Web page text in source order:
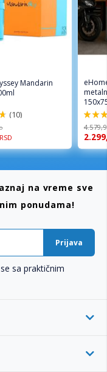
Mandarin
(10)
96%
na vreme sve
ponudama!
Prijava
sa praktičnim